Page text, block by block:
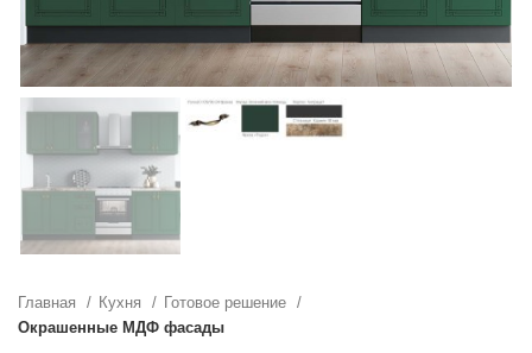
Главная Кухня
Готовое решение
Окрашенные МДФ фасады